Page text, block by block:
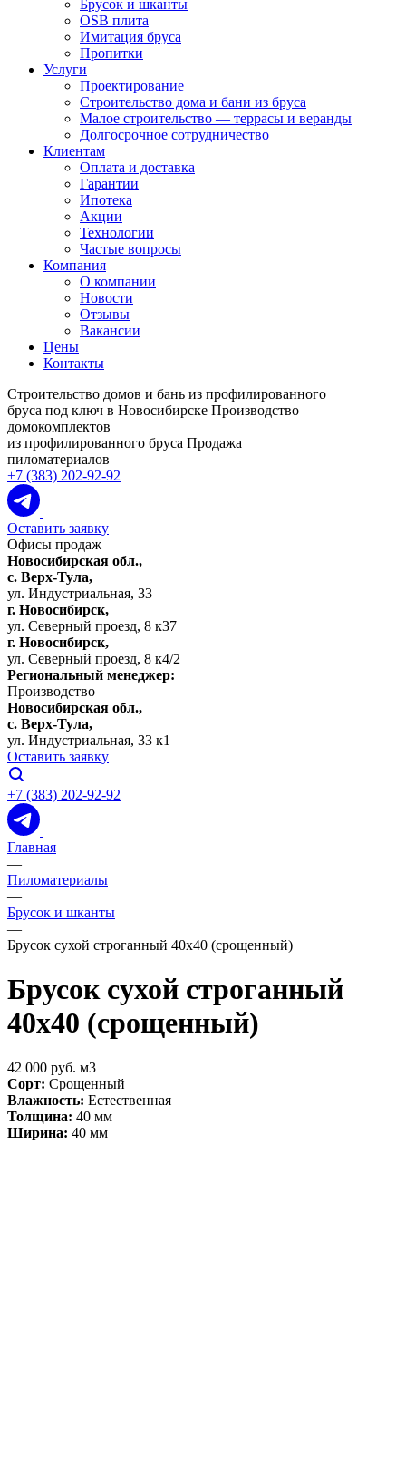
Брусок и шканты
OSB плита
Имитация бруса
Пропитки
Услуги
Проектирование
Строительство дома и бани из бруса
Малое строительство — террасы и веранды
Долгосрочное сотрудничество
Клиентам
Оплата и доставка
Гарантии
Ипотека
Акции
Технологии
Частые вопросы
Компания
О компании
Новости
Отзывы
Вакансии
Цены
Контакты
Строительство домов и бань из профилированного
бруса под ключ в Новосибирске Производство
домокомплектов
из профилированного бруса Продажа
пиломатериалов
+7 (383) 202-92-92
Оставить заявку
Офисы продаж
Новосибирская обл.,
c. Верх-Тула,
ул. Индустриальная, 33
г. Новосибирск,
ул. Северный проезд, 8 к37
г. Новосибирск,
ул. Северный проезд, 8 к4/2
Региональный менеджер:
Производство
Новосибирская обл.,
c. Верх-Тула,
ул. Индустриальная, 33 к1
Оставить заявку
+7 (383) 202-92-92
Главная
—
Пиломатериалы
—
Брусок и шканты
—
Брусок сухой строганный 40х40 (срощенный)
Брусок сухой строганный
40х40 (срощенный)
42 000 руб. м3
Сорт: Срощенный
Влажность: Естественная
Толщина: 40 мм
Ширина: 40 мм